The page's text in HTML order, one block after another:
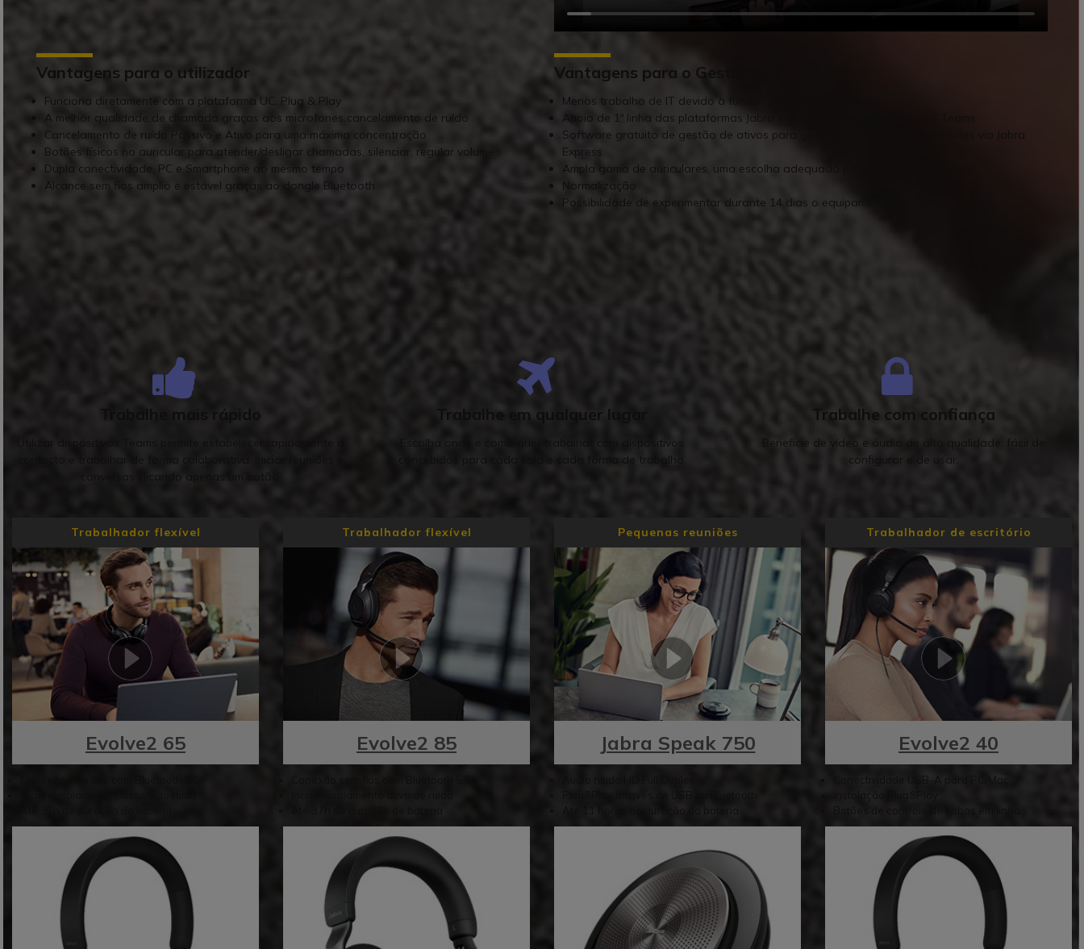
Vantagens para o utilizador
Funciona diretamente com a plataforma UC, Plug & Play
A melhor qualidade de chamada graças aos microfones cancelamento de ruído
Cancelamento de ruído Passivo e Ativo para uma máxima concentração
Botões físicos no auricular para atender/desligar chamadas, silenciar, regular volume
Dupla conectividade, PC e Smartphone ao mesmo tempo
Alcance sem fios amplio e estável graças ao dongle Bluetooth
Vantagens para o Gestor de IT
Menos trabalho de IT devido à funcionalidade Plug & Play
Apoio de 1ª linha das plataformas Jabra e UC, tais como equipamentos Teams
Software gratuito de gestão de ativos para gestão remota de auscultadores via Jabra
Express
Ampla gama de auriculares, uma escolha adequada para cada colaborador
Normalização
Possibilidade de experimentar durante 14 dias o equipamento
Todos os produtos Jabra listados abaixo foram certificados
Trabalhe mais rápido
conversas clicando apenas um botão.
Trabalhe em qualquer lugar
Escolha onde e como quer trabalhar com dispositivos
concebidos para cada sala e cada forma de trabalho.
Trabalhe com confiança
Beneficie de vídeo e áudio de alta qualidade, fácil de
configurar e de usar.
Trabalhador flexível
Evolve2 65
Trabalhador flexível
Evolve2 85
Pequenas reuniões
Jabra Speak 750
Trabalhador de escritório
Evolve2 40
Conectividade USB-A para PC/Mac